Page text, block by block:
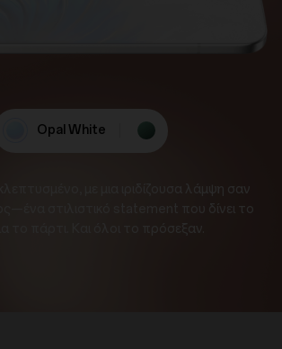
Opal White
με μια ιριδίζουσα λάμψη σαν
στιλιστικό statement που δίνει το